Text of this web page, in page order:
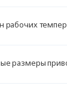
рабочих
размеры